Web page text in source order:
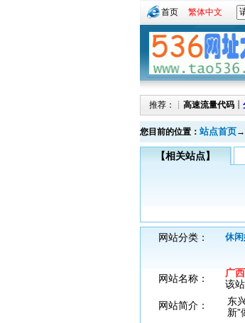
首页 繁体中文
推荐：┊ 高速流量代码 ┊
您目前的位置： 站点首页→
【相关站点】
网站分类： 休
网站名称：
广
该
网站简介：
东
新”